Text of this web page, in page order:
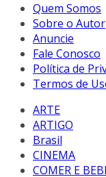
Quem Somos
Sobre o Autor
Anuncie
Fale Conosco
Política de
Termos de
ARTE
ARTIGO
Brasil
CINEMA
COMER E